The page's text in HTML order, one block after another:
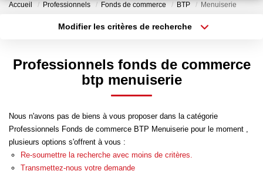
Nos Services Gestion
Espace Client Gestion
Accueil Professionnels Fonds de commerce BTP Menuiserie
Modifier les critères de recherche
Budget max
Professionnels fonds de commerce
btp menuiserie
Nous n'avons pas de biens à vous proposer dans la catégorie
Professionnels Fonds de commerce BTP Menuiserie pour le moment ,
plusieurs options s'offrent à vous :
Re-soumettre la recherche avec moins de critères.
Transmettez-nous votre demande